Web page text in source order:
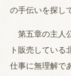
の手伝いを探し
第五章の主人
ト販売してい
仕事に無理解で